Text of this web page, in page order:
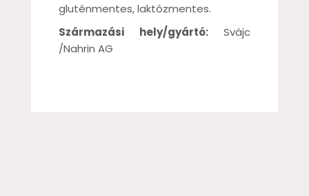
gluténmentes, laktózmentes.
Származási hely/gyártó:Svájc
/Nahrin AG